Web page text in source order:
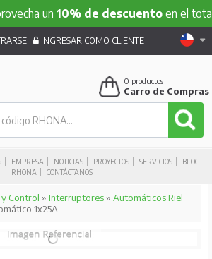
un10% de descuentoen el total de tu
EMPRESA NOTICIAS PROYECTOS SERVICIOS
BLOG
RHONA
CONTÁCTANOS
INGRESAR COMO CLIENTE
0 productos
Carro de Compras
Control » Interruptores» Automáticos Riel
1x25A